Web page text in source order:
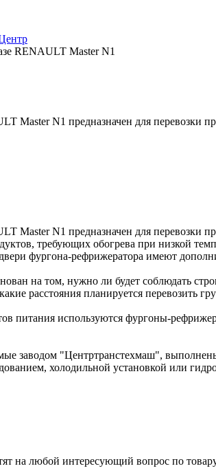
RENAULT Master N1
Master N1 предназначен для перевозки
Master N1 предназначен для перевозки
требующих обогрева при низкой
фургона-рефрижератора имеют
на том, нужно ли будет соблюдать
расстояния планируется перевозить
питания используются фургоны-
заводом "Центртранстехмаш",
холодильной установкой или
на любой интересующий вопрос по